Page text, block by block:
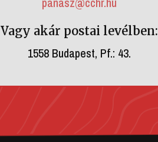
Vagy akár postai levélben:
1558 Budapest, Pf.: 43.